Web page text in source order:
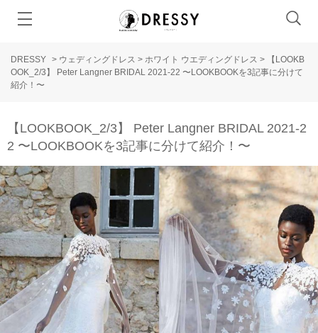
DRESSY > ウェディングドレス > ホワイト ウエディングドレス >
【LOOKB
OOK_2/3】 Peter Langner BRIDAL 2021-22 〜LOOKBOOKを3記事に分けて
紹介！〜
【LOOKBOOK_2/3】 Peter Langner BRIDAL 2021-2
2 〜LOOKBOOKを3記事に分けて紹介！〜